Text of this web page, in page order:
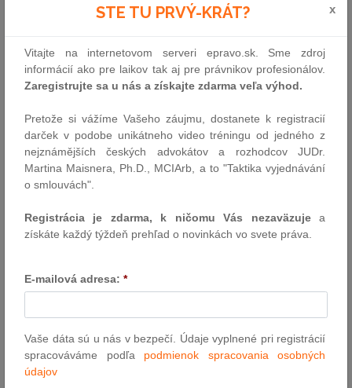
insolvenčného práva a bohatým personálnym zázemím
medzinárodnej advokátskej kancelárie bnt attorneys-at-law. Na
čelebnt restructuring k.s.stoja správcovia zapísaní v zozname
aMgr. Vladimír Kordoš, LL.M., vďaka čomu je pripravená
zvládnuť výkon funkcie správcu v akomkoľvek konkurznom alebo
reštrukturalizačnom konaní, vrátane poskytovania odborného
poradenstva v anglickom a nemeckom jazyku.
Mgr. Ing. Dávid Oršula Mgr. Vladimír Kordoš, LL.M.
bnt restructuring je súčasťou bnt insolvency practice group, ktorá
tvorí na medzinárodnej úrovni ideálnu platformu pre klientov
riešiacich právne otázky v oblasti cezhraničného konkurzu a
STE TU PRVÝ-KRÁT? x
Vitajte na internetovom serveri epravo.sk. Sme zdroj
informácií ako pre laikov tak aj pre právnikov profesionálov.
Zaregistrujte sa u nás a získajte zdarma veľa výhod.
Pretože si vážíme Vašeho záujmu, dostanete k registracií
darček v podobe unikátneho video tréningu od jedného z
nejznámějších českých advokátov a rozhodcov JUDr.
Martina Maisnera, Ph.D., MCIArb, a to "Taktika vyjednávání
o smlouvách".
Registrácia je zdarma, k ničomu Vás nezaväzujea
získáte každý týždeň prehľad o novinkách vo svete práva.
E-mailová adresa: *
Vaše dáta sú u nás v bezpečí. Údaje vyplnené pri registrácií
spracováváme podľa podmienok spracovania osobných
údajov